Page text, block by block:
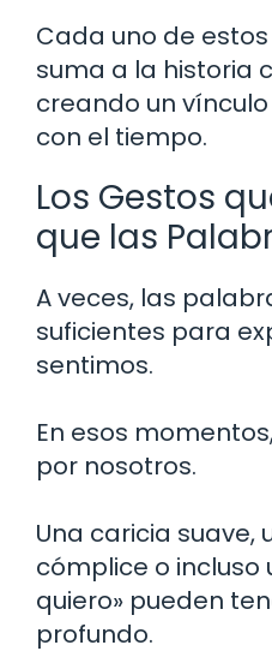
Cada uno de
suma a la historia
creando un
con el tiempo.
Los Gestos
que las
A veces, las
suficientes para
sentimos.
En esos
por nosotros.
Una caricia suave,
cómplice o incluso
quiero» pueden
profundo.